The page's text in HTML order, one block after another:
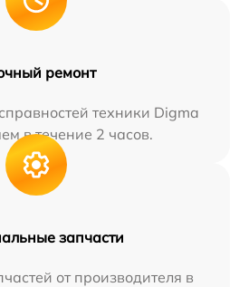
ремонт
техники Digma
в течение 2 часов.
запчасти
от производителя в